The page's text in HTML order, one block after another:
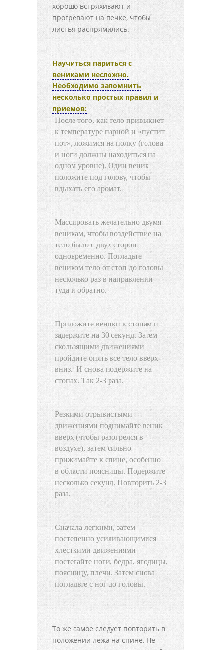
хорошо встряхивают и
прогревают на печке, чтобы
листья распрямились.
Научиться париться с
вениками несложно.
Необходимо запомнить
несколько простых правил и
приемов:
После того, как тело привыкнет
к температуре парной и «пустит
пот», ложимся на полку (голова
и ноги должны находиться на
одном уровне). Один веник
положите под голову, чтобы
вдыхать его аромат.
Массировать желательно двумя
веникам, чтобы воздействие на
тело было с двух сторон
одновременно. Погладьте
веником тело от стоп до головы
несколько раз в направлении
туда и обратно.
Приложите веники к стопам и
задержите на 30 секунд. Затем
скользящими движениями
пройдите опять все тело вверх-
вниз. И снова подержите на
стопах. Так 2-3 раза.
Резкими отрывистыми
движениями поднимайте веник
вверх (чтобы разогрелся в
воздухе), затем сильно
прижимайте к спине, особенно
в области поясницы. Подержите
несколько секунд. Повторить 2-3
раза.
Сначала легкими, затем
постепенно усиливающимися
хлесткими движениями
постегайте ноги, бедра, ягодицы,
поясницу, плечи. Затем снова
погладьте с ног до головы.
То же самое следует повторить в
положении лежа на спине. Не